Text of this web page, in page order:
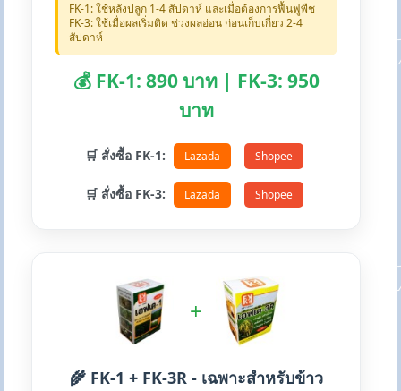
FK-1: ใช้หลังปลูก 1-4 สัปดาห์ และเมื่อต้องการฟื้นฟูพืช
FK-3: ใช้เมื่อผลเริ่มติด ช่วงผลอ่อน ก่อนเก็บเกี่ยว 2-4
สัปดาห์
💰 FK-1: 890 บาท | FK-3: 950
บาท
🛒 สั่งซื้อ FK-1: Lazada Shopee
🛒 สั่งซื้อ FK-3: Lazada Shopee
+
🌾 FK-1 + FK-3R - เฉพาะสำหรับข้าว